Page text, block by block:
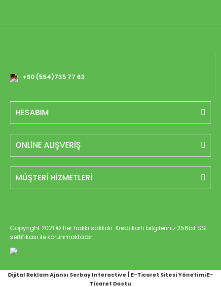
+90 (554)735 77 62
HESABIM
ONLİNE ALIŞVERİŞ
MÜŞTERİ HİZMETLERİ
Copyright 2021 © Her hakkı saklıdır. Kredi kartı bilgileriniz 256bit SSL
sertifikası ile korunmaktadır.
Dijital Reklam Ajansı Serbay Interactive | E-Ticaret Sitesi Yönetimi E-
Ticaret Dostu